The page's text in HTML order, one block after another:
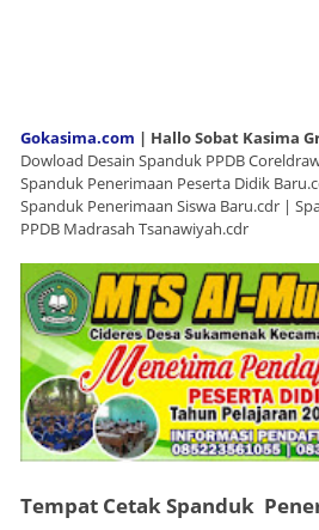
Gokasima.com | Hallo Sobat Kasima
Dowload Desain Spanduk PPDB
Spanduk Penerimaan Peserta Didik
Spanduk Penerimaan Siswa Baru.cdr |
PPDB Madrasah Tsanawiyah.cdr
Tempat Cetak Spanduk